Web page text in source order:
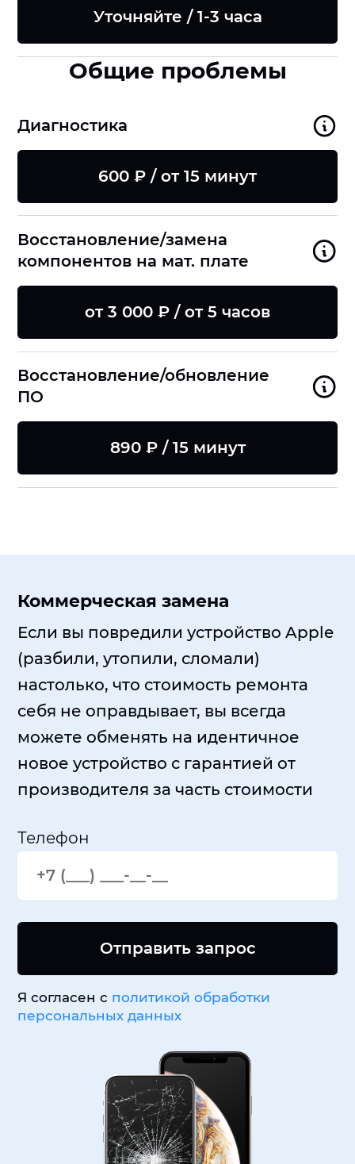
Уточняйте / 1-3 часа
Общие проблемы
Диагностика
600 ₽ / от 15 минут
Восстановление/замена
компонентов на мат. плате
от 3 000 ₽ / от 5 часов
Восстановление/обновление
ПО
890 ₽ / 15 минут
Коммерческая замена
Если вы повредили устройство Apple
(разбили, утопили, сломали)
настолько, что стоимость ремонта
себя не оправдывает, вы всегда
можете обменять на идентичное
новое устройство с гарантией от
производителя за часть стоимости
Телефон
Отправить запрос
Я согласен с политикой обработки
персональных данных